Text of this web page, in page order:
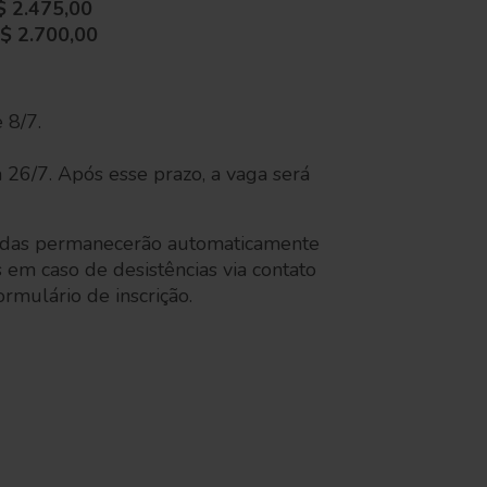
2.475,00
2.700,00
8/7.
26/7. Após esse prazo, a vaga será
permanecerão automaticamente
caso de desistências via contato
de inscrição.